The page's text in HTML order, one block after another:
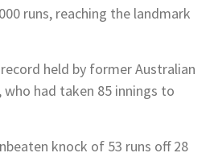
runs, reaching the landmark
held by former Australian
who had taken 85 innings to
knock of 53 runs off 28